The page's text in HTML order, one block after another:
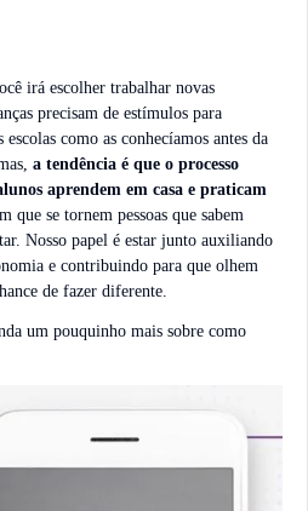
irá escolher trabalhar novas
precisam de estímulos para
como as conhecíamos antes da
a tendência é que o processo
aprendem em casa e praticam
que se tornem pessoas que sabem
Nosso papel é estar junto auxiliando
e contribuindo para que olhem
de fazer diferente.
um pouquinho mais sobre como